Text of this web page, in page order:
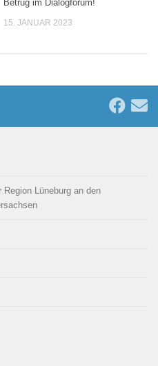
Betrug im Dialogforum!
15. JANUAR 2023
Lüneburg an den